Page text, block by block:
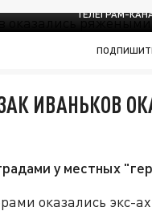
ТЕЛЕГРАМ-
ИВАНЬКОВ
у местных
оказались экс-